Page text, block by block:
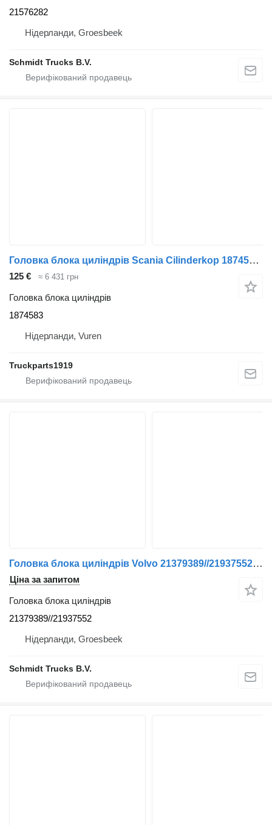
21576282
Нідерланди, Groesbeek
Schmidt Trucks B.V.
Головка блока циліндрів Scania Cilinderkop 1874583 до вантажівки
125 € ≈ 6 431 грн
Головка блока циліндрів
1874583
Нідерланди, Vuren
Truckparts1919
Головка блока циліндрів Volvo 21379389//21937552 CILINDERKOP FM 340 EURO 6 до вантажівки
Ціна за запитом
Головка блока циліндрів
21379389//21937552
Нідерланди, Groesbeek
Schmidt Trucks B.V.